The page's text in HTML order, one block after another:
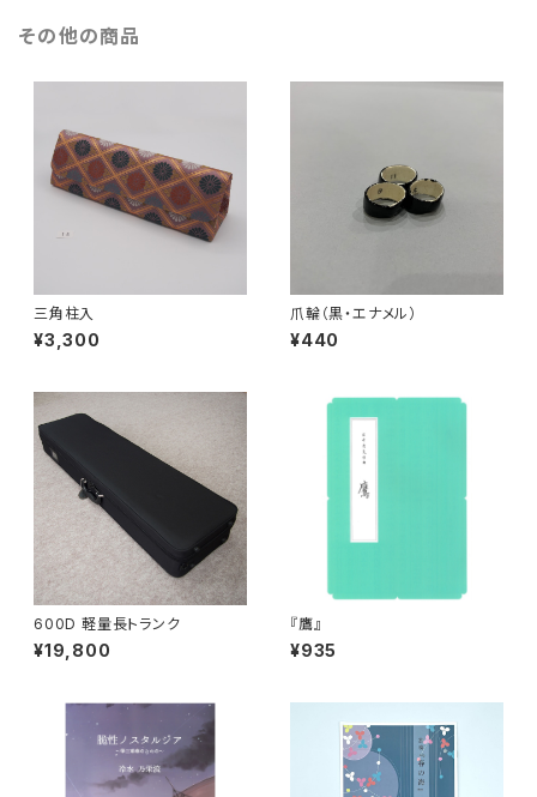
その他の商品
三角柱入
¥3,300
爪輪（黒・エナメル）
¥440
600D 軽量長トランク
¥19,800
『鷹』
¥935